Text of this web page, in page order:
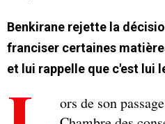
Benkirane rejette la
franciser certaines
et lui rappelle que c'est lui
ors de son